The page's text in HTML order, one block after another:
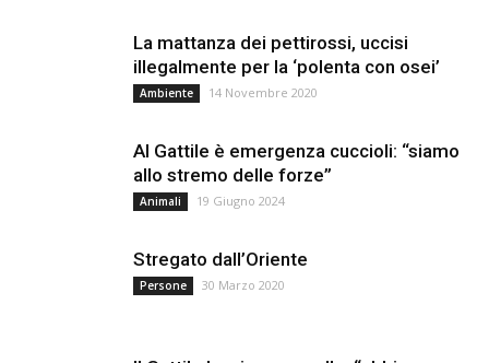
La mattanza dei pettirossi, uccisi
illegalmente per la ‘polenta con osei’
Ambiente 14 Novembre 2020
Al Gattile è emergenza cuccioli: “siamo
allo stremo delle forze”
Animali 19 Giugno 2024
Stregato dall’Oriente
Persone 30 Marzo 2020